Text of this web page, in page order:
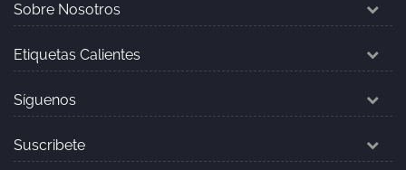
Sobre Nosotros
Etiquetas Calientes
Síguenos
Suscribete